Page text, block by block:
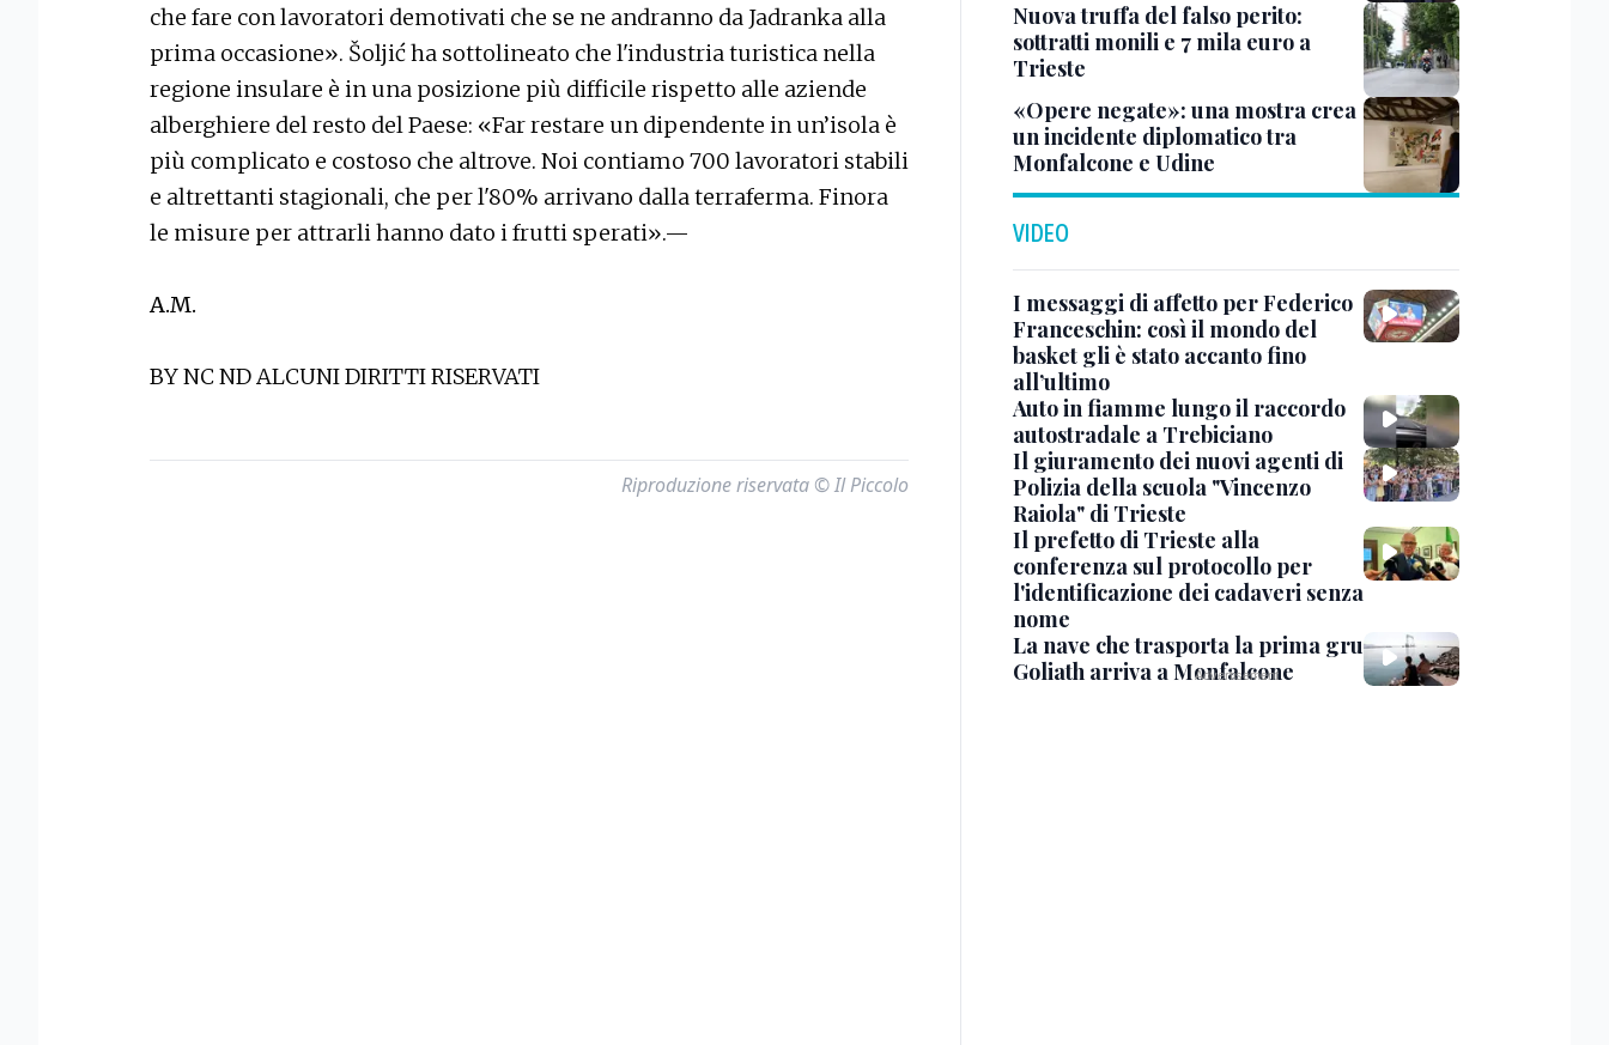
che fare con lavoratori demotivati che se ne andranno da Jadranka alla
prima occasione». Šoljić ha sottolineato che l'industria turistica nella
regione insulare è in una posizione più difficile rispetto alle aziende
alberghiere del resto del Paese: «Far restare un dipendente in un’isola è
più complicato e costoso che altrove. Noi contiamo 700 lavoratori stabili
e altrettanti stagionali, che per l'80% arrivano dalla terraferma. Finora
le misure per attrarli hanno dato i frutti sperati».—
A.M.
BY NC ND ALCUNI DIRITTI RISERVATI
Riproduzione riservata © Il Piccolo
Nuova truffa del falso perito:
sottratti monili e 7 mila euro a
Trieste
«Opere negate»: una mostra crea
un incidente diplomatico tra
Monfalcone e Udine
VIDEO
I messaggi di affetto per Federico
Franceschin: così il mondo del
basket gli è stato accanto fino
all’ultimo
Auto in fiamme lungo il raccordo
autostradale a Trebiciano
Il giuramento dei nuovi agenti di
Polizia della scuola "Vincenzo
Raiola" di Trieste
Il prefetto di Trieste alla
conferenza sul protocollo per
l'identificazione dei cadaveri senza
nome
La nave che trasporta la prima gru
Goliath arriva a Monfalcone